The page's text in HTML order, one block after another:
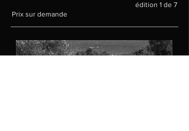
édition 1 de 7
Prix sur demande